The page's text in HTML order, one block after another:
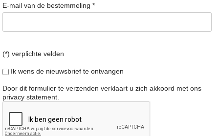
E-mail van de bestemmeling *
(*) verplichte velden
Ik wens de nieuwsbrief te ontvangen
Door dit formulier te verzenden verklaart u zich akkoord met ons
privacy statement